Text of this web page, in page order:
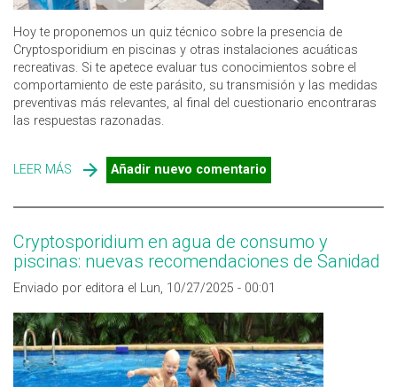
Hoy te proponemos un quiz técnico sobre la presencia de
Cryptosporidium en piscinas y otras instalaciones acuáticas
recreativas. Si te apetece evaluar tus conocimientos sobre el
comportamiento de este parásito, su transmisión y las medidas
preventivas más relevantes, al final del cuestionario encontraras
las respuestas razonadas.
LEER MÁS SOBRE ¿CUÁNTO SABES SOBRE CRYPTOSPORIDIUM EN
PISCINAS?
Añadir nuevo comentario
Cryptosporidium en agua de consumo y
piscinas: nuevas recomendaciones de Sanidad
Enviado por editora el Lun, 10/27/2025 - 00:01